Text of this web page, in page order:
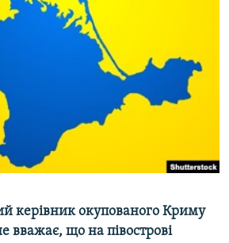
КРИМУ
керівник окупованого Криму
вважає, що на півострові